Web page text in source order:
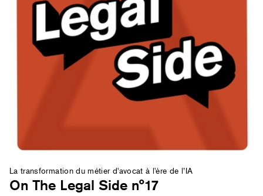
La transformation du métier d'avocat à l'ère de l’IA
On The Legal Side n°17